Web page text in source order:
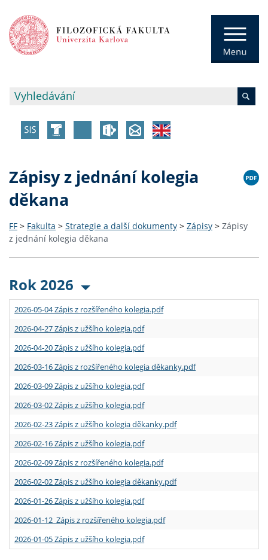
Zápisy z jednání kolegia
děkana
FF > Fakulta > Strategie a další dokumenty > Zápisy > Zápisy
z jednání kolegia děkana
Rok 2026
2026-05-04 Zápis z rozšířeného kolegia.pdf
2026-04-27 Zápis z užšího kolegia.pdf
2026-04-20 Zápis z užšího kolegia.pdf
2026-03-16 Zápis z rozšířeného kolegia děkanky.pdf
2026-03-09 Zápis z užšího kolegia.pdf
2026-03-02 Zápis z užšího kolegia.pdf
2026-02-23 Zápis z užšího kolegia děkanky.pdf
2026-02-16 Zápis z užšího kolegia.pdf
2026-02-09 Zápis z rozšířeného kolegia.pdf
2026-02-02 Zápis z užšího kolegia děkanky.pdf
2026-01-26 Zápis z užšího kolegia.pdf
2026-01-12 Zápis z rozšířeného kolegia.pdf
2026-01-05 Zápis z užšího kolegia.pdf